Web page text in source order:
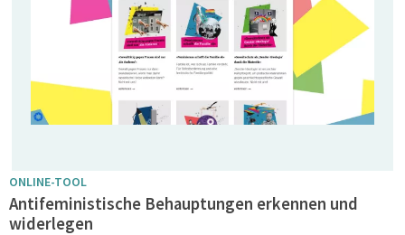
ONLINE-TOOL
Antifeministische Behauptungen erkennen und
widerlegen